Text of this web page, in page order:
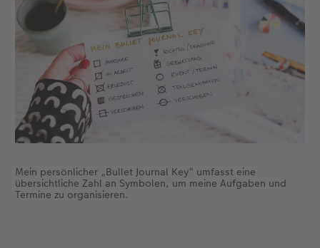
Mein persönlicher „Bullet Journal Key“ umfasst eine
übersichtliche Zahl an Symbolen, um meine Aufgaben und
Termine zu organisieren.